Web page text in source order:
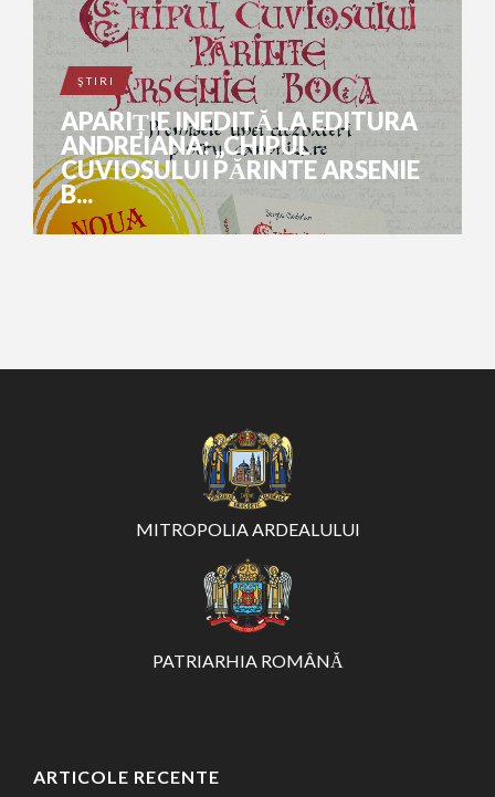
ŞTIRI
APARIȚIE INEDITĂ LA EDITURA
ANDREIANA: „CHIPUL
CUVIOSULUI PĂRINTE ARSENIE
B...
MITROPOLIA ARDEALULUI
PATRIARHIA ROMÂNĂ
ARTICOLE RECENTE